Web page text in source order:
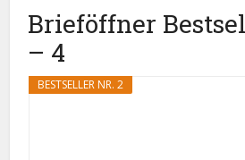
Brieföffner
– 4
BESTSELLER NR. 2